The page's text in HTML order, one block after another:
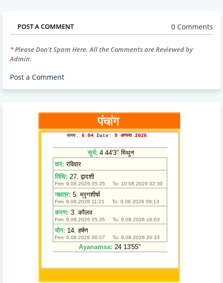
POST A COMMENT 0 Comments
* Please Don't Spam Here. All the Comments are Reviewed by
Admin.
Post a Comment